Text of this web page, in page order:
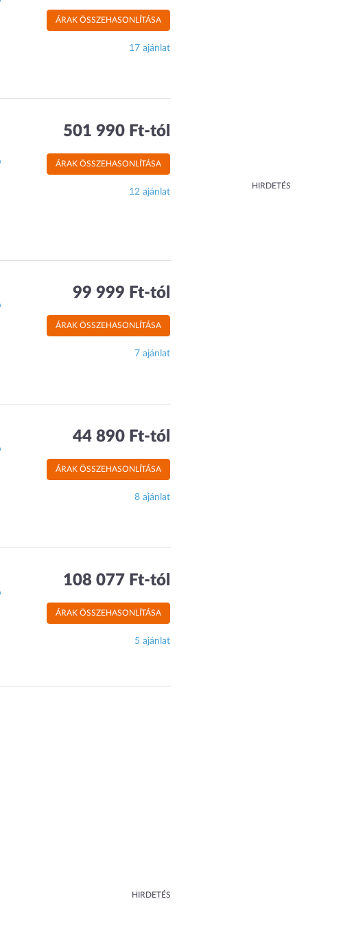
HIRDETÉS
ÁRAK ÖSSZEHASONLÍTÁSA
17 ajánlat
501 990 Ft-tól
ÁRAK ÖSSZEHASONLÍTÁSA
12 ajánlat
99 999 Ft-tól
ÁRAK ÖSSZEHASONLÍTÁSA
7 ajánlat
44 890 Ft-tól
ÁRAK ÖSSZEHASONLÍTÁSA
8 ajánlat
108 077 Ft-tól
ÁRAK ÖSSZEHASONLÍTÁSA
5 ajánlat
HIRDETÉS